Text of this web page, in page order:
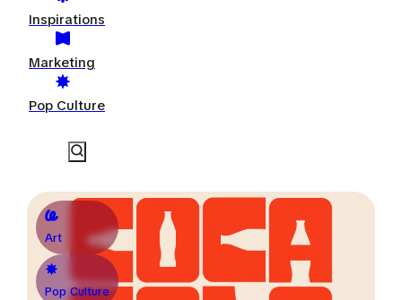
Inspirations
Marketing
Pop Culture
Art
Pop Culture